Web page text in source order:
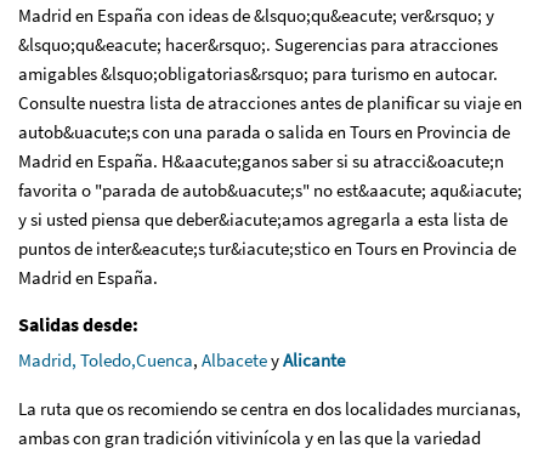
Madrid en España con ideas de &lsquo;qu&eacute; ver&rsquo; y
&lsquo;qu&eacute; hacer&rsquo;. Sugerencias para atracciones
amigables &lsquo;obligatorias&rsquo; para turismo en autocar.
Consulte nuestra lista de atracciones antes de planificar su viaje en
autob&uacute;s con una parada o salida en Tours en Provincia de
Madrid en España. H&aacute;ganos saber si su atracci&oacute;n
favorita o "parada de autob&uacute;s" no est&aacute; aqu&iacute;
y si usted piensa que deber&iacute;amos agregarla a esta lista de
puntos de inter&eacute;s tur&iacute;stico en Tours en Provincia de
Madrid en España.
Salidas desde:
Madrid, Toledo,Cuenca, AlbaceteyAlicante
La ruta que os recomiendo se centra en dos localidades murcianas,
ambas con gran tradición vitivinícola y en las que la variedad